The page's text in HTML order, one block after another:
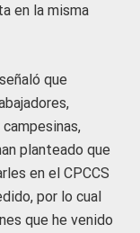
en la misma
que
planteado que
en el CPCCS
por lo cual
que he venido